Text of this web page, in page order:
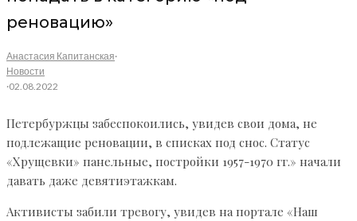
реновацию»
Анастасия Капитанская·
Новости
·02.08.2022
Петербуржцы забеспокоились, увидев свои дома, не
подлежащие реновации, в списках под снос. Статус
«Хрущевки» панельные, постройки 1957-1970 гг.» начали
давать даже девятиэтажкам.
Активисты забили тревогу, увидев на портале «Наш